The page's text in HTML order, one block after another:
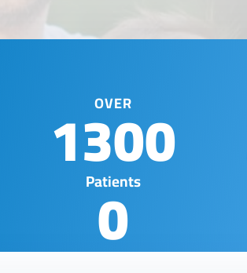
OVER
1300
0
Patients